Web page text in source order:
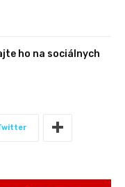
ho na sociálnych